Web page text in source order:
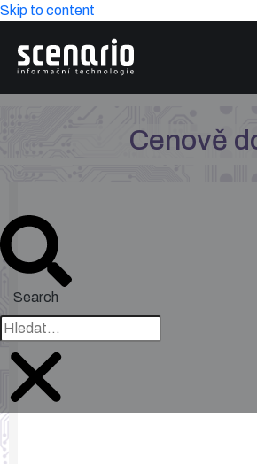
Skip to content
Search
Cenově